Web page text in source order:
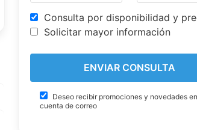
Consulta por disponibilidad y
Solicitar mayor información
Deseo recibir promociones y novedades
cuenta de correo